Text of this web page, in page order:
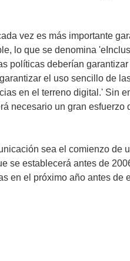
vez es más importante
lo que se denomina
políticas deberían
el uso sencillo de
en el terreno digital.' Sin
necesario un gran esfuerzo
sea el comienzo de
se establecerá antes de
en el próximo año antes de